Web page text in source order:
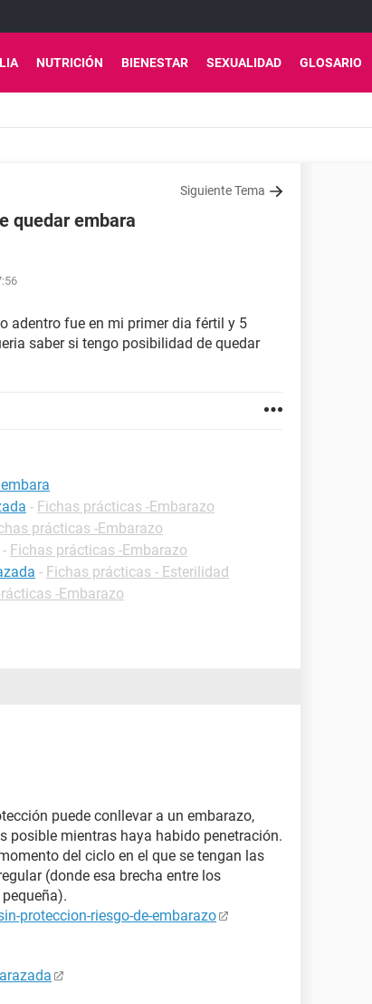
NUTRICIÓN BIENESTAR SEXUALIDAD GLOSARIO
Siguiente Tema
quedar embara
adentro fue en mi primer dia fértil y 5
saber si tengo posibilidad de quedar
- Fichas prácticas -Embarazo
prácticas -Embarazo
- Fichas prácticas -Embarazo
- Fichas prácticas - Esterilidad
-Embarazo
puede conllevar a un embarazo,
posible mientras haya habido penetración.
del ciclo en el que se tengan las
(donde esa brecha entre los
proteccion-riesgo-de-embarazo